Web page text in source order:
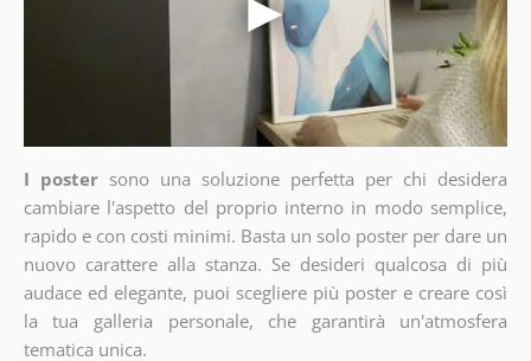
I poster sono una soluzione perfetta per chi desidera
cambiare l'aspetto del proprio interno in modo semplice,
rapido e con costi minimi. Basta un solo poster per dare un
nuovo carattere alla stanza. Se desideri qualcosa di più
audace ed elegante, puoi scegliere più poster e creare così
la tua galleria personale, che garantirà un'atmosfera
tematica unica.